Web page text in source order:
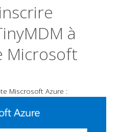
à
Microsoft
Miscrosoft Azure :